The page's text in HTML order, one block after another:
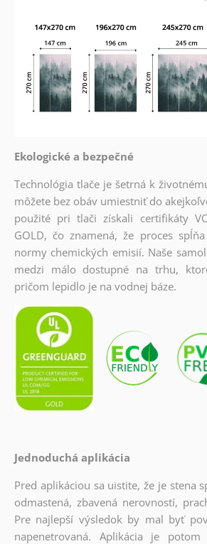
Ekologické a bezpečné
Technológia tlače je šetrná k
môžete bez obáv umiestniť do
použité pri tlači získali certifikáty
GOLD, čo znamená, že proces
normy chemických emisií. Naše
medzi málo dostupné na trhu,
pričom lepidlo je na vodnej báze.
Jednoduchá aplikácia
Pred aplikáciou sa uistite, že je stena
odmastená, zbavená nerovností,
Pre najlepší výsledok by mal byť
napenetrovaná. Aplikácia je potom